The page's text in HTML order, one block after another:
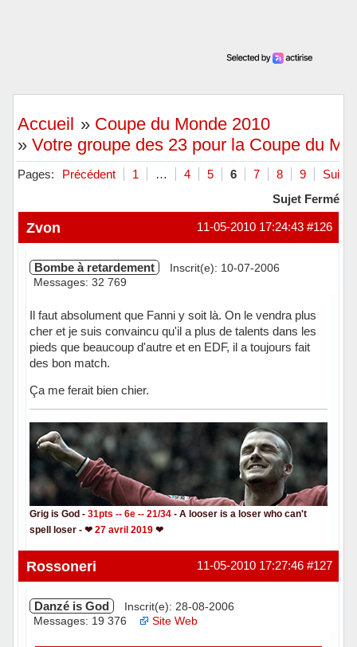
Accueil » Coupe du Monde 2010
» Votre groupe des 23 pour la Coupe du
Pages: Précédent 1 … 4 5 6 7 8 9
Sujet Fermé
#126
11-05-2010 17:24:43
Zvon
Bombe à retardement
Inscrit(e): 10-07-2006
Messages: 32 769
Il faut absolument que Fanni y soit là. On le vendra plus
cher et je suis convaincu qu'il a plus de talents dans les
pieds que beaucoup d'autre et en EDF, il a toujours fait
des bon match.
Ça me ferait bien chier.
Grig is God - 31pts -- 6e -- 21/34 - A looser is a loser who can't
spell loser - ❤ 27 avril 2019❤
Hors ligne #127
11-05-2010 17:27:46
Rossoneri
Danzé is God
Inscrit(e): 28-08-2006
Messages: 19 376
Site Web